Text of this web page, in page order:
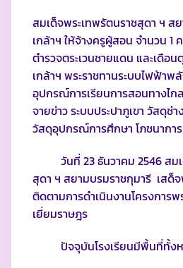
สมเด็จพระเทพรัตนราชสุดา ฯ ส
เกล้าฯ ให้จ้างครูผู้สอน จำนวน
ตำรวจตระเวนชายแดน และเดือ
เกล้าฯ พระราชทานระบบไฟฟ้า
อุปกรณ์การเรียนการสอนทางไก
จายข่าว ระบบประปาภูเขา วัสดุช่
วัสดุอุปกรณ์การศึกษา โภชนากา
วันที่ 23 ธันวาคม 2546 สมเ
สุดา ฯ สยามบรมราชกุมารี เสด็จ
ติดตามการดำเนินงานโครงการพ
เยี่ยมราษฎร
ปัจจุบันโรงเรียนมีพื้นที่ทั้งห